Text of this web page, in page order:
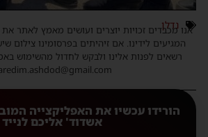
נדלן
אנו מכבדים זכויות יוצרים ועושים מאמץ לאתר את
המגיעים לידינו. אם זיהיתים בפרסומינו צילום
רשאים לפנות אלינו ולבקש לחדול מהשימוש
הורידו עכשיו את האפליקצייה
אשדוד' אליכם לנייד